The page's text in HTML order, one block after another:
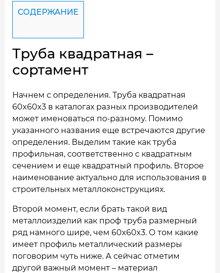
СОДЕРЖАНИЕ
Труба квадратная –
сортамент
Начнем с определения. Труба квадратная
60x60x3 в каталогах разных производителей
может именоваться по-разному. Помимо
указанного названия еще встречаются другие
определения. Выделим такие как труба
профильная, соответственно с квадратным
сечением и еще квадратный профиль. Второе
наименование актуально для использования в
строительных металлоконструкциях.
Второй момент, если брать такой вид
металлоизделий как проф труба размерный
ряд намного шире, чем 60x60x3. О том какие
имеет профиль металлический размеры
поговорим чуть ниже. А сейчас отметим
другой важный момент – материал